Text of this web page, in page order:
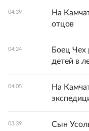
04:39
На
отцов
04:24
Боец Чех
детей в
04:05
На
03:39
Сын